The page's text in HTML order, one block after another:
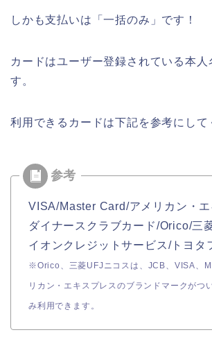
しかも支払いは「一括のみ」です！
カードはユーザー登録されている本人
す。
利用できるカードは下記を参考にして
VISA/Master Card/アメリカン・
ダイナースクラブカード/Orico/三
イオンクレジットサービス/トヨタ
※Orico、三菱UFJニコスは、JCB、VISA、
リカン・エキスプレスのブランドマークがつ
み利用できます。